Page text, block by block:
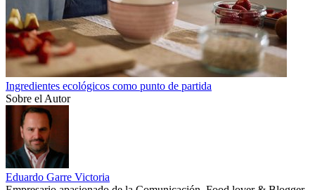
Ingredientes ecológicos como punto de partida
Sobre el Autor
Eduardo Garre Victoria